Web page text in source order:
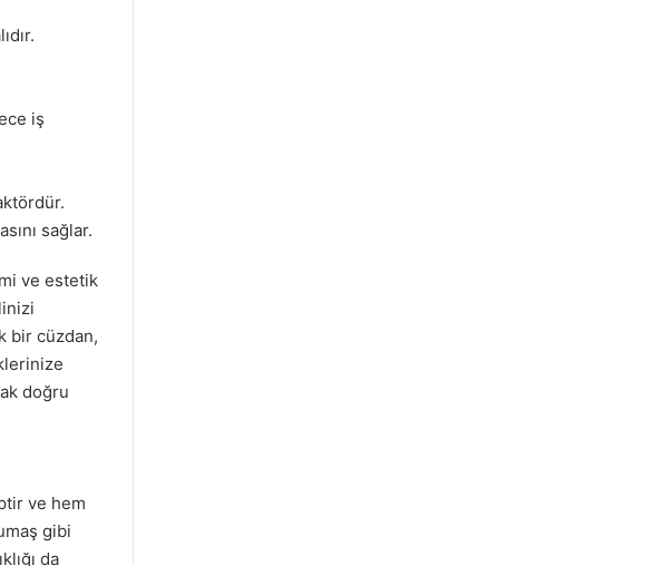
iş
sağlar.
ve estetik
bir cüzdan,
doğru
ve hem
gibi
da